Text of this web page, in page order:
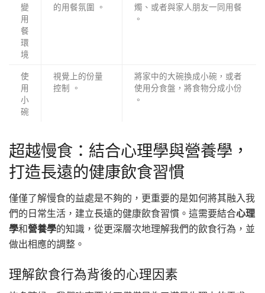
變
用
餐
環
境
的用餐氛圍 。
燭、或者與家人朋友一同用餐
。
使
用
小
碗
視覺上的份量
控制 。
將家中的大碗換成小碗，或者
使用分食盤，將食物分成小份
。
超越慢食：結合心理學與營養學，
打造長遠的健康飲食習慣
僅僅了解慢食的益處是不夠的，更重要的是如何將其融入我
們的日常生活，建立長遠的健康飲食習慣。這需要結合心理
學和營養學的知識，從更深層次地理解我們的飲食行為，並
做出相應的調整。
理解飲食行為背後的心理因素